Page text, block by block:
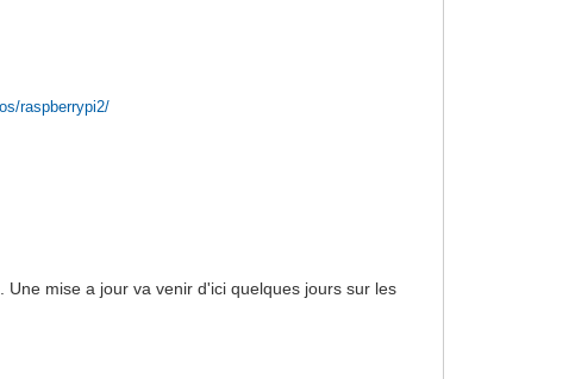
raspberrypi2/
mise a jour va venir d'ici quelques jours sur les